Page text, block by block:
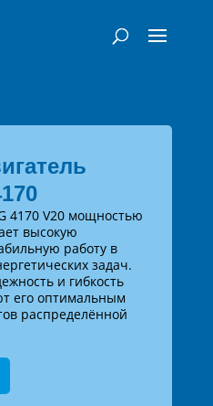
4170 V20 мощностью
высокую
работу в
задач.
и гибкость
его оптимальным
распределённой